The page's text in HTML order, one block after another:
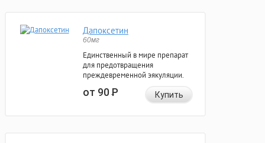
Дапоксетин
60мг
Единственный в мире препарат
для предотвращения
преждевременной эякуляции.
от 90Р Купить